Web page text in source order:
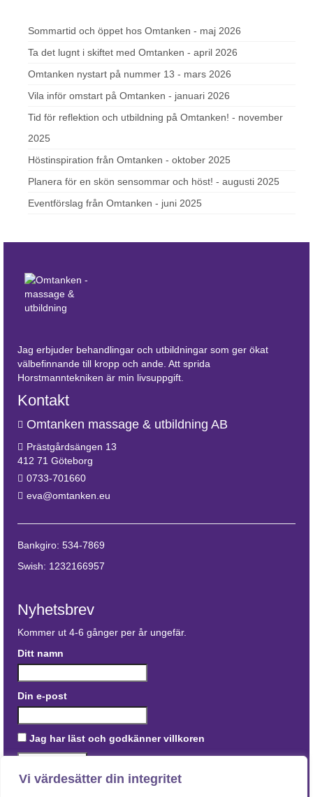
Vi värdesätter din integritet
Sommartid och öppet hos Omtanken - maj 2026
Ta det lugnt i skiftet med Omtanken - april 2026
Omtanken nystart på nummer 13 - mars 2026
Vila inför omstart på Omtanken - januari 2026
Tid för reflektion och utbildning på Omtanken! - november
2025
Höstinspiration från Omtanken - oktober 2025
Planera för en skön sensommar och höst! - augusti 2025
Eventförslag från Omtanken - juni 2025
Jag erbjuder behandlingar och utbildningar som ger ökat
välbefinnande till kropp och ande. Att sprida
Horstmanntekniken är min livsuppgift.
Kontakt
Omtanken massage & utbildning AB
Prästgårdsängen 13
412 71 Göteborg
0733-701660
eva@omtanken.eu
Bankgiro: 534-7869
Swish: 1232166957
Nyhetsbrev
Kommer ut 4-6 gånger per år ungefär.
Ditt namn
Din e-post
Jag har läst och godkänner villkoren